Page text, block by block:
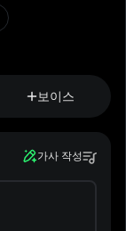
보이스
가사 작성